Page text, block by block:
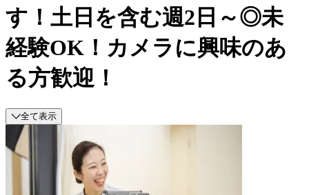
す！土日を含む週2日～◎未
経験OK！カメラに興味のあ
る方歓迎！
全て表示